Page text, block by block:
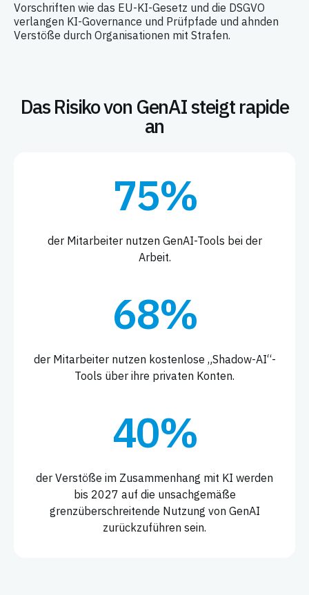
Vorschriften wie das EU-KI-Gesetz und die DSGVO
verlangen KI-Governance und Prüfpfade und ahnden
Verstöße durch Organisationen mit Strafen.
Das Risiko von GenAI steigt rapide
an
75%
der Mitarbeiter nutzen GenAI-Tools bei der
Arbeit.
68%
der Mitarbeiter nutzen kostenlose „Shadow-AI“-
Tools über ihre privaten Konten.
40%
der Verstöße im Zusammenhang mit KI werden
bis 2027 auf die unsachgemäße
grenzüberschreitende Nutzung von GenAI
zurückzuführen sein.